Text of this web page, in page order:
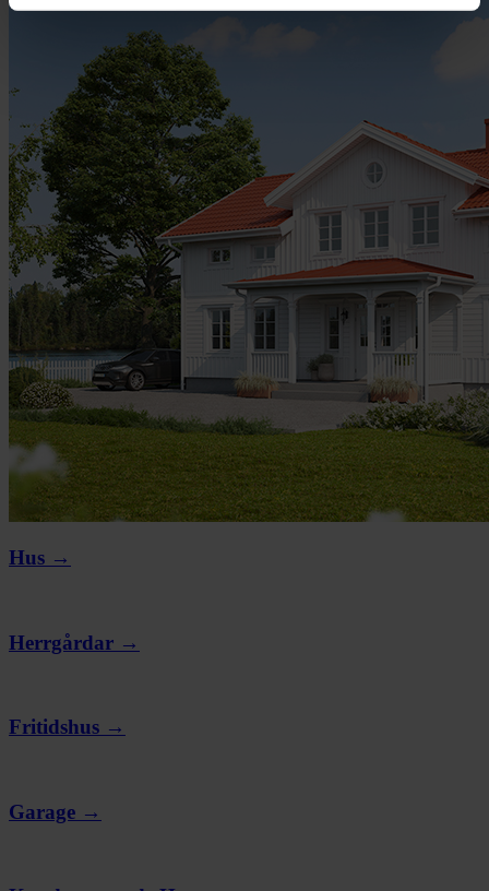
Hus →
Herrgårdar →
Fritidshus →
Garage →